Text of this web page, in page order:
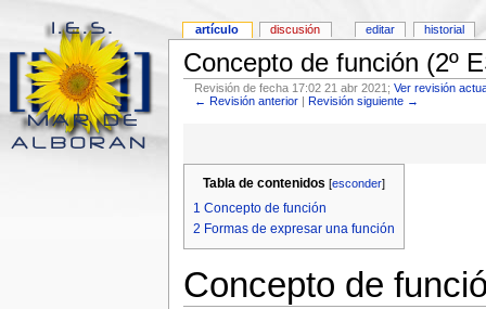
Concepto de función (2º
Revisión de fecha 17:02 21 abr 2021;Ver revisión
← Revisión anterior |Revisión siguiente →
Tabla de contenidos [esconder]
1 Concepto de función
2 Formas de expresar una función
Concepto de
artículo discusión editar historial